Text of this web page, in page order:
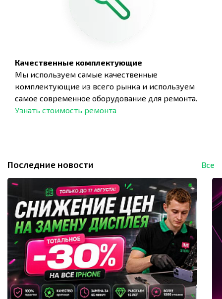
Качественные комплектующие
Мы используем самые качественные
комплектующие из всего рынка и используем
самое современное оборудование для ремонта.
Узнать стоимость ремонта
Последние новости Все